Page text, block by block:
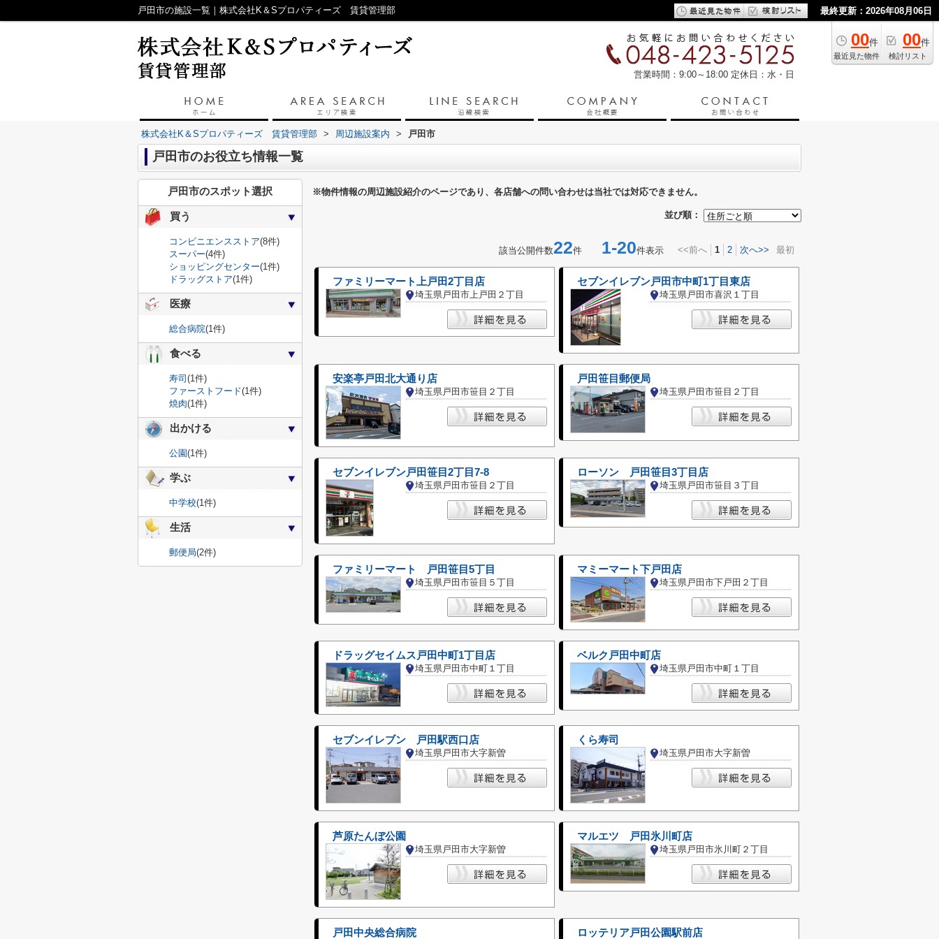
戸田市の施設一覧｜株式会社K＆Sプロパティーズ 賃貸管理部 最終更新：2026年08月06日
00件
最近見た物件
00件
検討リスト
営業時間：9:00～18:00 定休日：水・日
株式会社K＆Sプロパティーズ 賃貸管理部 > 周辺施設案内 > 戸田市
戸田市のお役立ち情報一覧
※物件情報の周辺施設紹介のページであり、各店舗への問い合わせは当社では対応できません。
並び順：
該当公開件数22件 1-20件表示 <<前へ 1 2 次へ>> 最初
ファミリーマート上戸田2丁目店
埼玉県戸田市上戸田２丁目
セブンイレブン戸田市中町1丁目東店
埼玉県戸田市喜沢１丁目
安楽亭戸田北大通り店
埼玉県戸田市笹目２丁目
戸田笹目郵便局
埼玉県戸田市笹目２丁目
セブンイレブン戸田笹目2丁目7-8
埼玉県戸田市笹目２丁目
ローソン 戸田笹目3丁目店
埼玉県戸田市笹目３丁目
ファミリーマート 戸田笹目5丁目
埼玉県戸田市笹目５丁目
マミーマート下戸田店
埼玉県戸田市下戸田２丁目
ドラッグセイムス戸田中町1丁目店
埼玉県戸田市中町１丁目
ベルク戸田中町店
埼玉県戸田市中町１丁目
セブンイレブン 戸田駅西口店
埼玉県戸田市大字新曽
くら寿司
埼玉県戸田市大字新曽
芦原たんぼ公園
埼玉県戸田市大字新曽
マルエツ 戸田氷川町店
埼玉県戸田市氷川町２丁目
戸田中央総合病院 ロッテリア戸田公園駅前店
戸田市のスポット選択
買う
コンビニエンスストア(8件)
スーパー(4件)
ショッピングセンター(1件)
ドラッグストア(1件)
医療
総合病院(1件)
食べる
寿司 (1件)
ファーストフード(1件)
焼肉(1件)
出かける
公園(1件)
学ぶ
中学校(1件)
生活
郵便局(2件)